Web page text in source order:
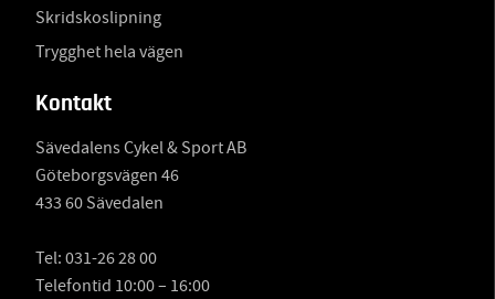
Skridskoslipning
Trygghet hela vägen
Kontakt
Sävedalens Cykel & Sport AB
Göteborgsvägen 46
433 60 Sävedalen
Tel: 031-26 28 00
Telefontid 10:00 – 16:00